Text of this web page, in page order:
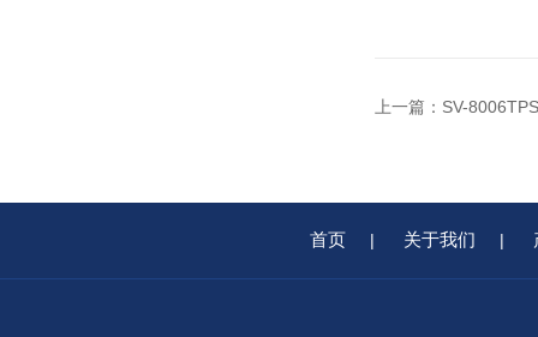
上一篇： SV-
首页 | 关于我们 |